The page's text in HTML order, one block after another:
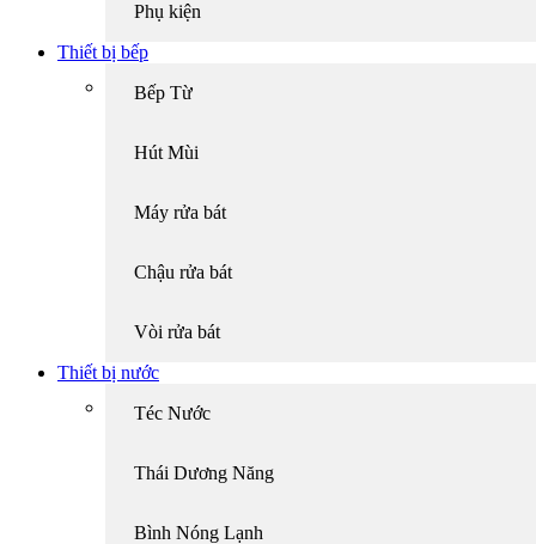
Phụ kiện
Thiết bị bếp
Bếp Từ
Hút Mùi
Máy rửa bát
Chậu rửa bát
Vòi rửa bát
Thiết bị nước
Téc Nước
Thái Dương Năng
Bình Nóng Lạnh